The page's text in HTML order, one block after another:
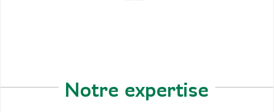
Notre expertise